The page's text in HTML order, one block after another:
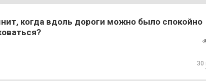
когда вдоль дороги можно было спокойно
30